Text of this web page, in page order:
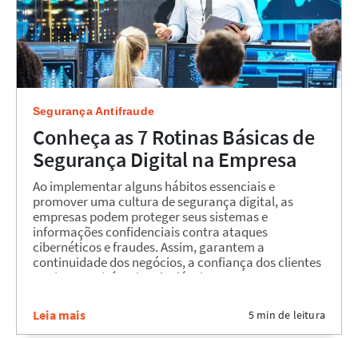
Segurança Antifraude
Conheça as 7 Rotinas Básicas de
Segurança Digital na Empresa
Ao implementar alguns hábitos essenciais e
promover uma cultura de segurança digital, as
empresas podem proteger seus sistemas e
informações confidenciais contra ataques
cibernéticos e fraudes. Assim, garantem a
continuidade dos negócios, a confiança dos clientes
e evitam prejuízos incalculáveis....
Leia mais 5 min de leitura